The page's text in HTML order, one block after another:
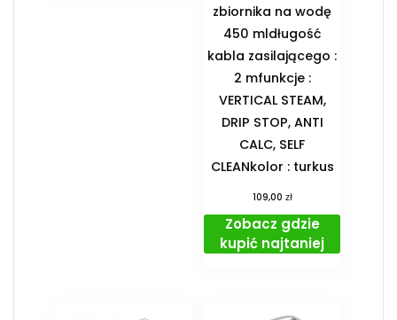
zbiornika na wodę
450 mldługość
kabla zasilającego :
2 mfunkcje :
VERTICAL STEAM,
DRIP STOP, ANTI
CALC, SELF
CLEANkolor : turkus
109,00 zł
Zobacz gdzie
kupić najtaniej